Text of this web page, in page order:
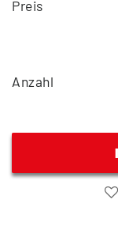
Preis
Anzahl